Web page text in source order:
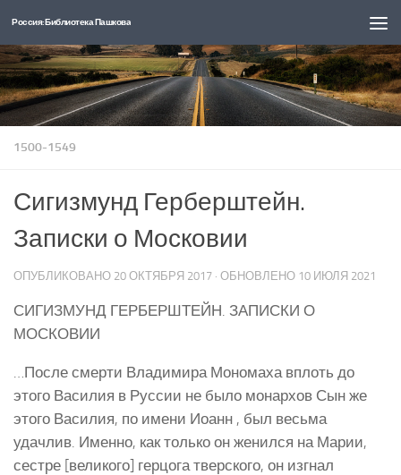
Перейти к содержимому
Россия: Библиотека Пашкова
1500-1549
Сигизмунд Герберштейн.
Записки о Московии
ОПУБЛИКОВАНО 20 ОКТЯБРЯ 2017 · ОБНОВЛЕНО 10 ИЮЛЯ 2021
СИГИЗМУНД ГЕРБЕРШТЕЙН. ЗАПИСКИ О
МОСКОВИИ
…После смерти Владимира Мономаха вплоть до
этого Василия в Руссии не было монархов Сын же
этого Василия, по имени Иоанн , был весьма
удачлив. Именно, как только он женился на Марии,
сестре [великого] герцога тверского, он изгнал